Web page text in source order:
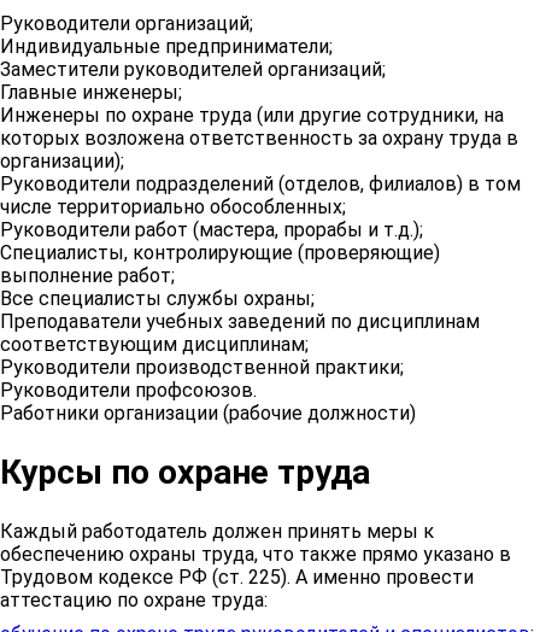
Руководители организаций;
Индивидуальные предприниматели;
Заместители руководителей организаций;
Главные инженеры;
Инженеры по охране труда (или другие сотрудники, на
которых возложена ответственность за охрану труда в
организации);
Руководители подразделений (отделов, филиалов) в том
числе территориально обособленных;
Руководители работ (мастера, прорабы и т.д.);
Специалисты, контролирующие (проверяющие)
выполнение работ;
Все специалисты службы охраны;
Преподаватели учебных заведений по дисциплинам
соответствующим дисциплинам;
Руководители производственной практики;
Руководители профсоюзов.
Работники организации (рабочие должности)
Курсы по охране труда
Каждый работодатель должен принять меры к
обеспечению охраны труда, что также прямо указано в
Трудовом кодексе РФ (ст. 225). А именно провести
аттестацию по охране труда: